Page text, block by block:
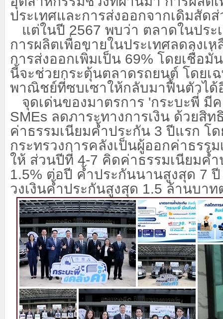
ประเทศและการส่งออกจากเดิมสัด
แต่ในปี 2567 พบว่า ตลาดในประ
การผลิตเพื่อขายในประเทศลดลงเ
การส่งออกเพิ่มเป็น 69% โดยเชื่อมั่
นี้จะช่วยกระตุ้นตลาดรถยนต์ โดยเ
พาณิชย์ที่ซบเซาให้กลับมาฟื้นตัวได้
จุดเด่นของมาตรการ 'กระบะพี่ มี
SMEs ลดภาระทางการเงิน ด้วยสิ
ค่าธรรมเนียมค้ำประกัน 3 ปีแรก โ
กระทรวงการคลังเป็นผู้ออกค่าธรร
ให้ ส่วนปีที่ 4-7 คิดค่าธรรมเนียมค้ำ
1.5% ต่อปี ค้ำประกันนานสูงสุด 7
วงเงินค้ำประกันสูงสุด 1.5 ล้านบาท